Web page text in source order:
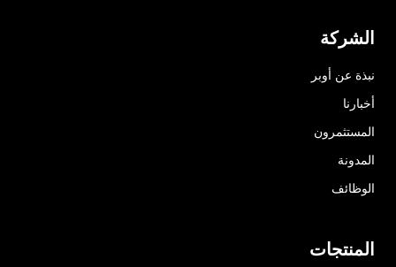
الشركة
نبذة عن أوبر
أخبارنا
المستثمرون
المدونة
الوظائف
المنتجات